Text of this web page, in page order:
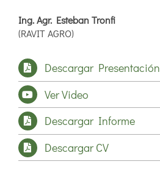
Ing. Agr. Esteban Tronfi​
(RAVIT AGRO)
Descargar Presentación
Ver Video
Descargar Informe
Descargar CV